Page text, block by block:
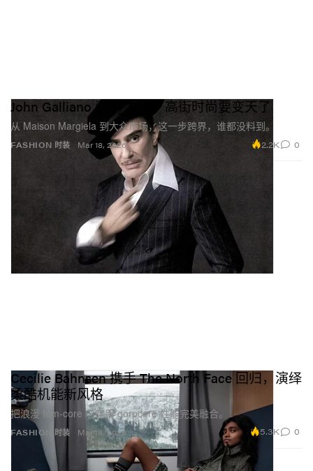
FASHION 时装
John Galliano 牵手 Zara，高街时尚要变天了
从 Maison Margiela 到大众市场，这一步跨界，谁都没料到。
Mar 18, 2026 2.2K 0
FASHION 时装
Cecilie Bahnsen 携手 The North Face 回归，演绎
柔酷机能新风格
把浪漫 fem-core 与实用 gorpcore 性能完美融合。
Mar 18, 2026 5.3K 0